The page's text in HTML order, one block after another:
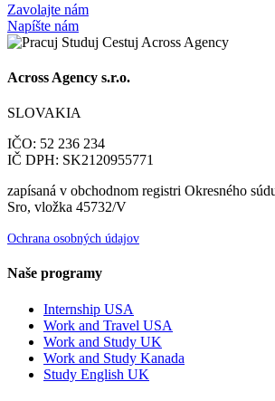
Zavolajte nám
Napíšte nám
Across Agency s.r.o.
SLOVAKIA
IČO: 52 236 234
IČ DPH: SK2120955771
zapísaná v obchodnom registri Okresného
Sro, vložka 45732/V
Ochrana osobných údajov
Naše programy
Internship USA
Work and Travel USA
Work and Study UK
Work and Study Kanada
Study English UK